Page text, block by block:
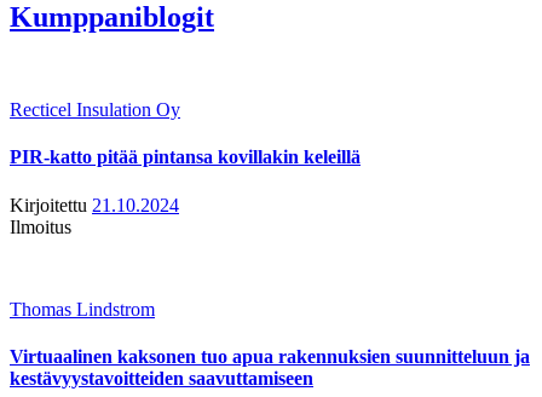
Kumppaniblogit
Recticel Insulation Oy
PIR-katto pitää pintansa kovillakin keleillä
Kirjoitettu 21.10.2024
Ilmoitus
Thomas Lindstrom
Virtuaalinen kaksonen tuo apua rakennuksien suunnitteluun ja
kestävyystavoitteiden saavuttamiseen